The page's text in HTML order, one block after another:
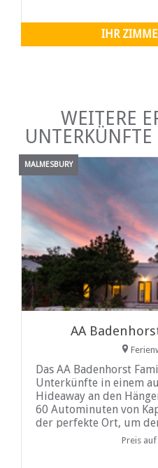
Swimmingpool und
IHR
WEITERE
MALMESBURY
AA
Das AA Badenhorst
Unterkünfte in einem
Hideaway an den
60 Autominuten von
der perfekte Ort, um
Ein bescheidener,
dem Sie den Stress
Preis